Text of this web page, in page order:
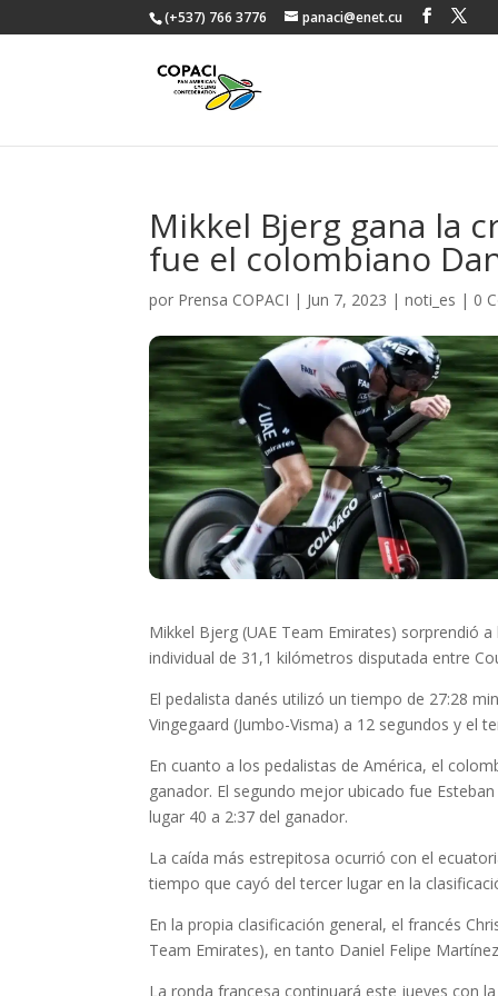
(+537) 766 3776 panaci@enet.cu
Mikkel Bjerg gana la
fue el colombiano
por Prensa COPACI | Jun 7, 2023 |noti_es | 0
Mikkel Bjerg (UAE Team Emirates) sorprendió
individual de 31,1 kilómetros disputada entre
El pedalista danés utilizó un tiempo de 27:28
Vingegaard (Jumbo-Visma) a 12 segundos y el
En cuanto a los pedalistas de América, el
ganador. El segundo mejor ubicado fue
lugar 40 a 2:37 del ganador.
La caída más estrepitosa ocurrió con el
tiempo que cayó del tercer lugar en la
En la propia clasificación general, el francés
Team Emirates), en tanto Daniel Felipe
La ronda francesa continuará este jueves con